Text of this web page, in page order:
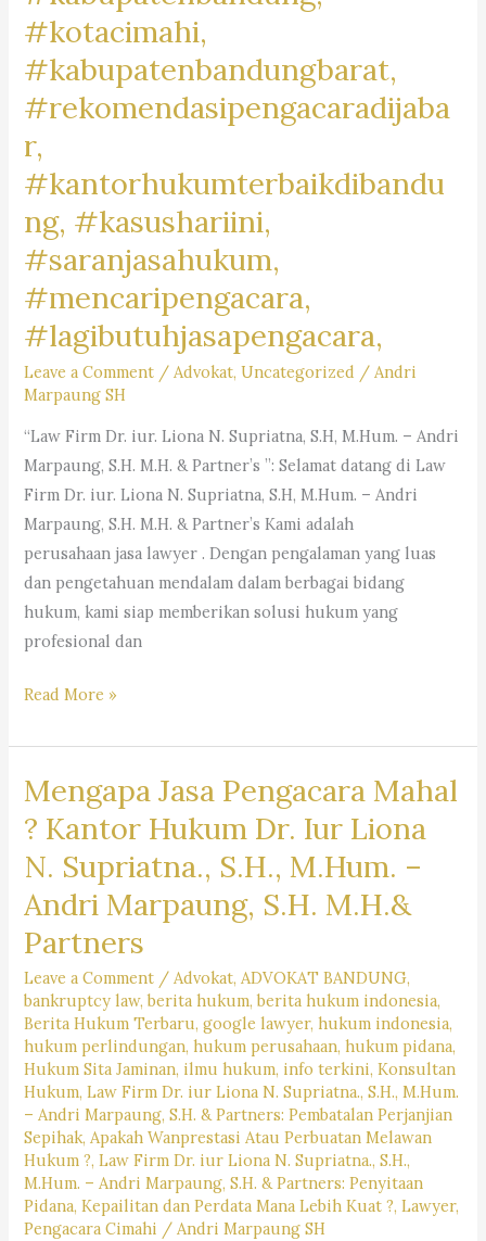
#kotacimahi,
#kabupatenbandungbarat,
#rekomendasipengacaradijaba
r,
#kantorhukumterbaikdibandu
ng, #kasushariini,
#saranjasahukum,
#mencaripengacara,
#lagibutuhjasapengacara,
Leave a Comment / Advokat,Uncategorized / Andri
Marpaung SH
“Law Firm Dr. iur. Liona N. Supriatna, S.H, M.Hum. – Andri
Marpaung, S.H. M.H. & Partner’s ”: Selamat datang di Law
Firm Dr. iur. Liona N. Supriatna, S.H, M.Hum. – Andri
Marpaung, S.H. M.H. & Partner’s Kami adalah
perusahaan jasa lawyer . Dengan pengalaman yang luas
dan pengetahuan mendalam dalam berbagai bidang
hukum, kami siap memberikan solusi hukum yang
profesional dan
#rekomendasipengacaraperusahaan,
#pencarianlawyer,
#pencarianadvokat,
#sarankantorhukum,
#saranpengacaraterbaikdibandung,
#pencariankuasahukum,
#pencarianbantuanhukum,
#pencarianjasapengacara,
#pencarianlembagabantuanhukum,
#pencarianlayananhukum,
#kotabandung,#pengacaralagiviral,
#trendingpengacara,
#pengacarahariini,
#kabupatenbandung,
#kotacimahi,
#kabupatenbandungbarat,
#rekomendasipengacaradijabar,
#kantorhukumterbaikdibandung,
Read More »
Mengapa Jasa Pengacara Mahal
? Kantor Hukum Dr. Iur Liona
N. Supriatna., S.H., M.Hum. –
Andri Marpaung, S.H. M.H.&
Partners
Leave a Comment /Advokat,ADVOKAT BANDUNG,
bankruptcy law,berita hukum,berita hukum indonesia,
Berita Hukum Terbaru,google lawyer,hukum indonesia,
hukum perlindungan,hukum perusahaan,hukum pidana,
Hukum Sita Jaminan, ilmu hukum, info terkini,Konsultan
Hukum,Law Firm Dr. iur Liona N. Supriatna., S.H., M.Hum.
– Andri Marpaung, S.H. & Partners: Pembatalan Perjanjian
Sepihak, Apakah Wanprestasi Atau Perbuatan Melawan
Hukum ?,Law Firm Dr. iur Liona N. Supriatna., S.H.,
M.Hum. – Andri Marpaung, S.H. & Partners: Penyitaan
Pidana, Kepailitan dan Perdata Mana Lebih Kuat ?,Lawyer,
Pengacara Cimahi /Andri Marpaung SH